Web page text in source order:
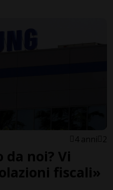
4 anni 2
noi? Vi
fiscali»